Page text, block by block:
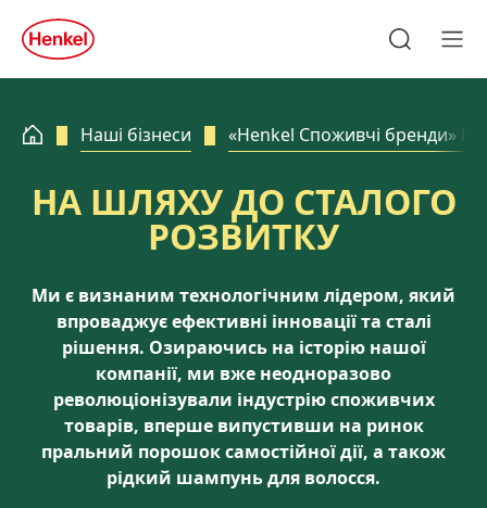
Skip to footer
quick
search
Наші бізнеси «Henkel Споживчі бренди»
НА ШЛЯХУ ДО СТАЛОГО
РОЗВИТКУ
Ми є визнаним технологічним лідером, який
впроваджує ефективні інновації та сталі
рішення. Озираючись на історію нашої
компанії, ми вже неодноразово
революціонізували індустрію споживчих
товарів, вперше випустивши на ринок
пральний порошок самостійної дії, а також
рідкий шампунь для волосся.